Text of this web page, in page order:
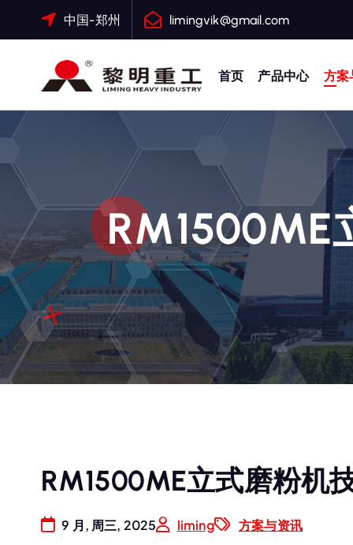
中国-郑州 limingvik@gmail.com
大修渣磨粉机，矿渣立磨
首页 产品中心 方案
RM1500ME立式磨粉机
9 月, 周三, 2025 liming 方案与资讯